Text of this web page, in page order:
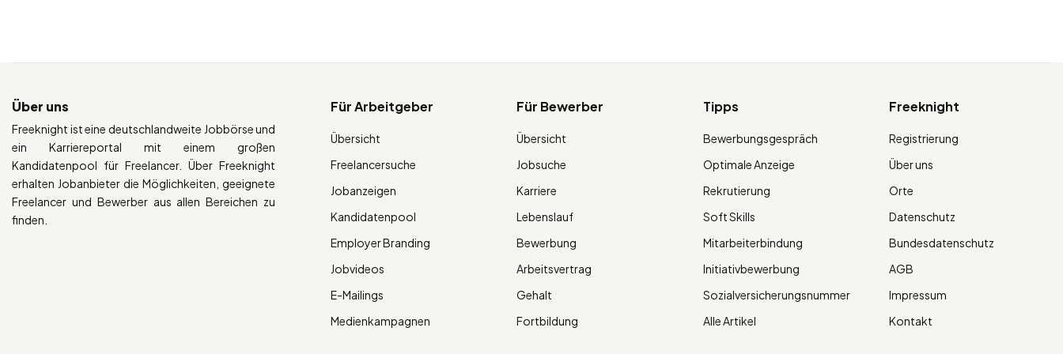
Über uns
Freeknight ist eine deutschlandweite Jobbörse und
ein Karriereportal mit einem großen
Kandidatenpool für Freelancer. Über Freeknight
erhalten Jobanbieter die Möglichkeiten, geeignete
Freelancer und Bewerber aus allen Bereichen zu
finden.
Für Arbeitgeber
Übersicht
Freelancersuche
Jobanzeigen
Kandidatenpool
Employer Branding
Jobvideos
E-Mailings
Medienkampagnen
Für Bewerber
Übersicht
Jobsuche
Karriere
Lebenslauf
Bewerbung
Arbeitsvertrag
Gehalt
Fortbildung
Tipps
Bewerbungsgespräch
Optimale Anzeige
Rekrutierung
Soft Skills
Mitarbeiterbindung
Initiativbewerbung
Sozialversicherungsnummer
Alle Artikel
Freeknight
Registrierung
Über uns
Orte
Datenschutz
Bundesdatenschutz
AGB
Impressum
Kontakt